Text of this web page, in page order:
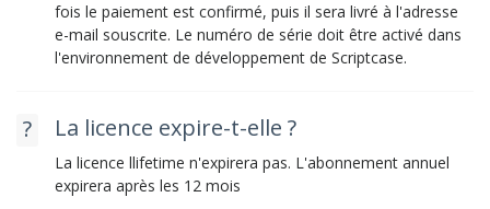
fois le paiement est confirmé, puis il sera livré à l'adresse
e-mail souscrite. Le numéro de série doit être activé dans
l'environnement de développement de Scriptcase.
La licence expire-t-elle ?
La licence llifetime n'expirera pas. L'abonnement annuel
expirera après les 12 mois